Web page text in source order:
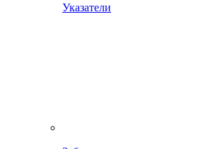
Указатели